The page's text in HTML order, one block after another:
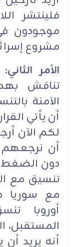
فلينتشر
موجودون
مشروع
الأمر الثاني:
تناقش
الآمنة
أن يأتي
لكم الآن
أن نرجعهم
دون الضغط
تنسيق مع
مع سوريا
أوروبا
المستقبل،
أنه يريد